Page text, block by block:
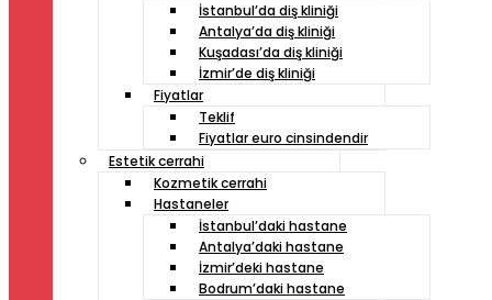
İstanbul’da diş kliniği
Antalya’da diş kliniği
Kuşadası’da diş kliniği
İzmir’de diş kliniği
Fiyatlar
Teklif
Fiyatlar euro cinsindendir
Estetik cerrahi
Kozmetik cerrahi
Hastaneler
İstanbul’daki hastane
Antalya’daki hastane
İzmir’deki hastane
Bodrum’daki hastane